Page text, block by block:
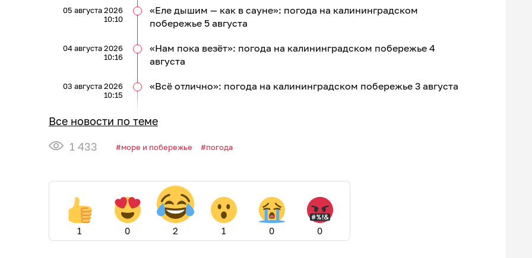
«Еле дышим — как в сауне»: погода на калининградском
побережье 5 августа
05 августа 2026
10:10
«Нам пока везёт»: погода на калининградском побережье 4
августа
04 августа 2026
10:16
«Всё отлично»: погода на калининградском побережье 3 августа
03 августа 2026
10:15
Все новости по теме
1 433
море и побережье погода
1 0 2 1 0 0